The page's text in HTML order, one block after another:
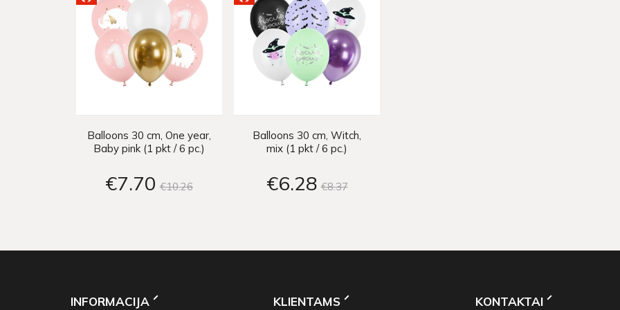
Balloons 30 cm, One year,
Baby pink (1 pkt / 6 pc.)
€7 70 €1026
Balloons 30 cm, Witch,
mix (1 pkt / 6 pc.)
€6 28 €837
INFORMACIJA KLIENTAMS KONTAKTAI